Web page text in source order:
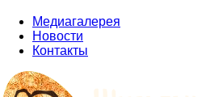
Медиагалерея
Новости
Контакты